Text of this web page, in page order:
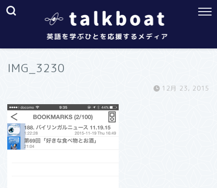
IMG_3230
12月 23, 2015